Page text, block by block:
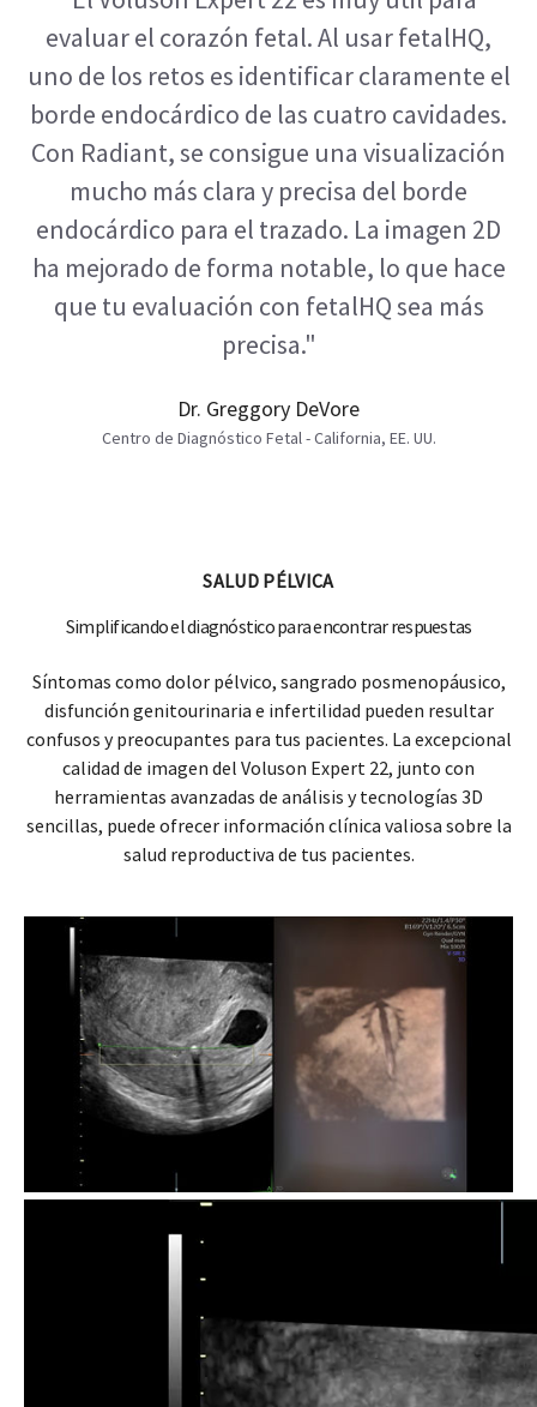
Embarazo de 6 semanas con HDlive Studio+ adquirido con la
sonda RIC6-12.
Diagnóstico
"El Voluson Expert 22 es muy útil para
evaluar el corazón fetal. Al usar fetalHQ,
uno de los retos es identificar claramente el
borde endocárdico de las cuatro cavidades.
Con Radiant, se consigue una visualización
mucho más clara y precisa del borde
endocárdico para el trazado. La imagen 2D
ha mejorado de forma notable, lo que hace